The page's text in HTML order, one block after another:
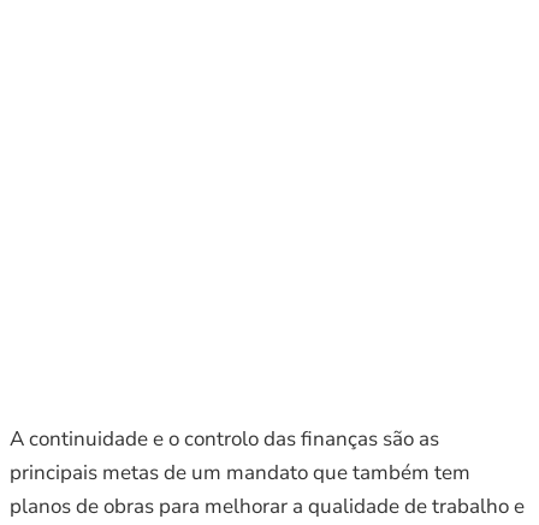
A continuidade e o controlo das finanças são as
principais metas de um mandato que também tem
planos de obras para melhorar a qualidade de trabalho e